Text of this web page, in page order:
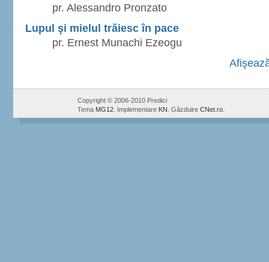
pr. Alessandro Pronzato
Lupul şi mielul trăiesc în pace
pr. Ernest Munachi Ezeogu
Copyright © 2006-2010 Predici
Tema MG12 . Implementare KN . Găzduire CNet.ro